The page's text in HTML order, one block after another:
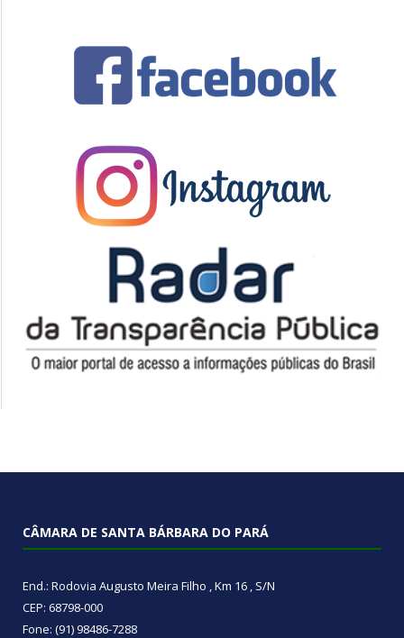
CÂMARA DE SANTA BÁRBARA DO PARÁ
End.: Rodovia Augusto Meira Filho , Km 16 , S/N
CEP: 68798-000
Fone: (91) 98486-7288